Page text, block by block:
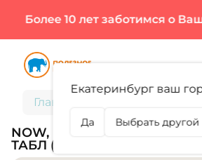
Более 10 лет заботимся о
Главная
NOW, MAGNESIUM MALATE
ТАБЛ (180 ПОРЦИЙ)
Екатеринбург ваш
Да Выбрать другой